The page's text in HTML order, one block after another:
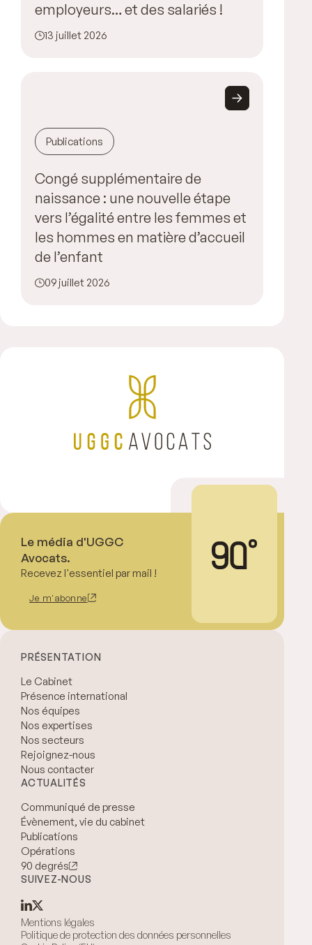
employeurs… et des salariés !
13 juillet 2026
Publications
Congé supplémentaire de
naissance : une nouvelle étape
vers l’égalité entre les femmes et
les hommes en matière d’accueil
de l’enfant
09 juillet 2026
Le média d'UGGC
Avocats.
Recevez l'essentiel par mail !
Je m'abonne
PRÉSENTATION
Le Cabinet
Présence international
Nos équipes
Nos expertises
Nos secteurs
Rejoignez-nous
Nous contacter
ACTUALITÉS
Communiqué de presse
Évènement, vie du cabinet
Publications
Opérations
90 degrés
SUIVEZ-NOUS
Mentions légales
Politique de protection des données personnelles